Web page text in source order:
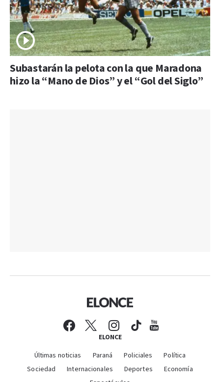
Subastarán la pelota con la que Maradona
hizo la “Mano de Dios” y el “Gol del Siglo”
ELONCE
Últimas noticias Paraná Policiales
Política
Sociedad
Internacionales Deportes
Economía